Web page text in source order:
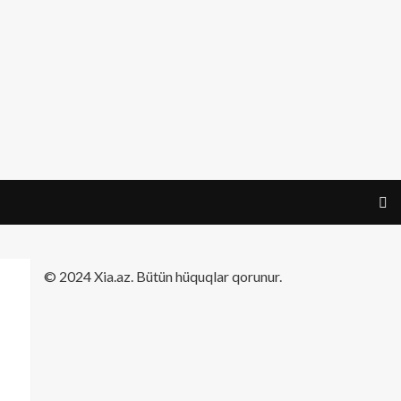
​© 2024 Xia.az. Bütün hüquqlar qorunur.